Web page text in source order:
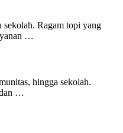
Ragam topi yang
…
hingga sekolah.
dan …